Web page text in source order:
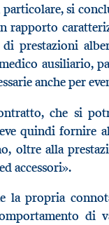
si
rapporto
prestazioni
ausiliario,
anche per
che si
quindi fornire
oltre alla
accessori».
la propria
di